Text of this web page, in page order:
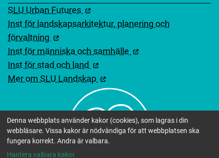
SLU Urban Futures
Inst för landskapsarkitektur, planering och
förvaltning
Inst för människa och samhälle
Inst för stad och land
Mer om SLU Landskap
Denna webbplats använder kakor (cookies), som lagras i din
webbläsare. Vissa kakor är nödvändiga för att webbplatsen ska
fungera korrekt. Andra är valbara.
Hantera valbara kakor